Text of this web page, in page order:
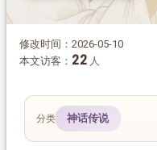
修改时间：2026-05-10
本文访客： 22 人
分类 神话传说